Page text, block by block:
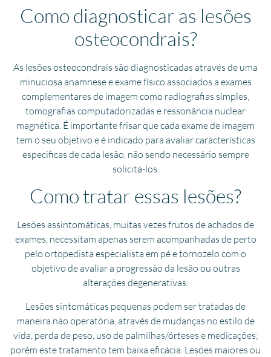
Como diagnosticar as lesões
osteocondrais?
As lesões osteocondrais são diagnosticadas através de uma
minuciosa anamnese e exame físico associados a exames
complementares de imagem como radiografias simples,
tomografias computadorizadas e ressonância nuclear
magnética. É importante frisar que cada exame de imagem
tem o seu objetivo e é indicado para avaliar características
especificas de cada lesão, não sendo necessário sempre
solicitá-los.
Como tratar essas lesões?
Lesões assintomáticas, muitas vezes frutos de achados de
exames, necessitam apenas serem acompanhadas de perto
pelo ortopedista especialista em pé e tornozelo com o
objetivo de avaliar a progressão da lesão ou outras
alterações degenerativas.
Lesões sintomáticas pequenas podem ser tratadas de
maneira não operatória, através de mudanças no estilo de
vida, perda de peso, uso de palmilhas/órteses e medicações;
porém este tratamento tem baixa eficácia. Lesões maiores ou